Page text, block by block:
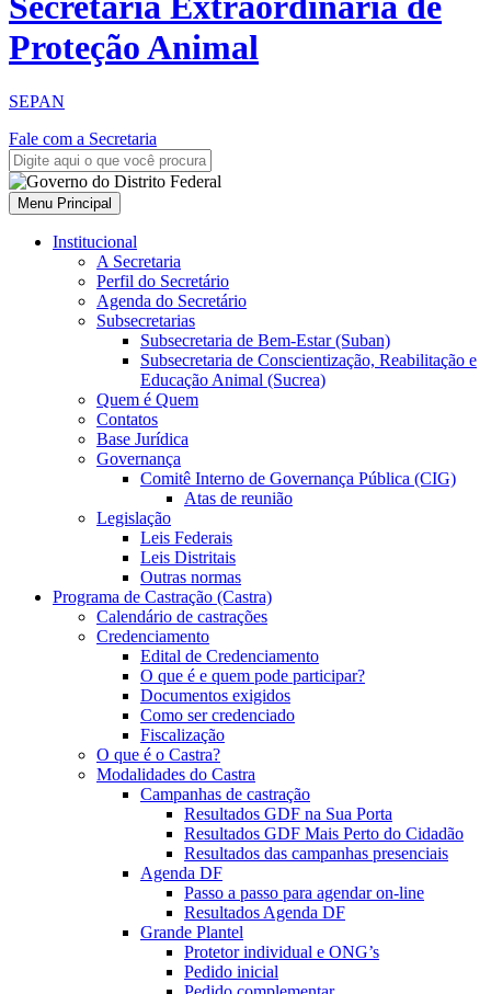
Proteção Animal
SEPAN
Fale com a Secretaria
Menu Principal
Institucional
A Secretaria
Perfil do Secretário
Agenda do Secretário
Subsecretarias
Subsecretaria de Bem-Estar (Suban)
Subsecretaria de Conscientização, Reabilitação e
Educação Animal (Sucrea)
Quem é Quem
Contatos
Base Jurídica
Governança
Comitê Interno de Governança Pública (CIG)
Atas de reunião
Legislação
Leis Federais
Leis Distritais
Outras normas
Programa de Castração (Castra)
Calendário de castrações
Credenciamento
Edital de Credenciamento
O que é e quem pode participar?
Documentos exigidos
Como ser credenciado
Fiscalização
O que é o Castra?
Modalidades do Castra
Campanhas de castração
Resultados GDF na Sua Porta
Resultados GDF Mais Perto do Cidadão
Resultados das campanhas presenciais
Agenda DF
Passo a passo para agendar on-line
Resultados Agenda DF
Grande Plantel
Protetor individual e ONG’s
Pedido inicial